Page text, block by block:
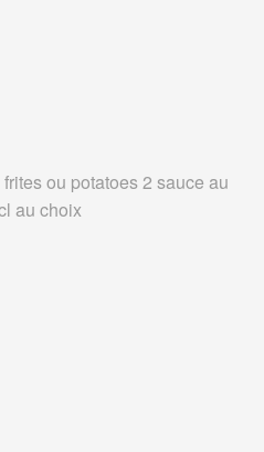
ou potatoes 2 sauce au
au choix